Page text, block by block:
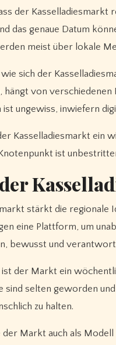
der Kasselladiesmarkt
das genaue Datum
meist über lokale
sich der
hängt von
ist ungewiss, inwiefern
Kasselladiesmarkt ein
ist
stärkt die regionale
eine Plattform, um
bewusst und
ist der Markt ein
sind selten geworden
zu halten.
Markt auch als